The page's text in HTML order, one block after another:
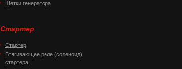
Щетки генератора
Стартер
Стартер
Втягивающее реле (соленоид)
стартера